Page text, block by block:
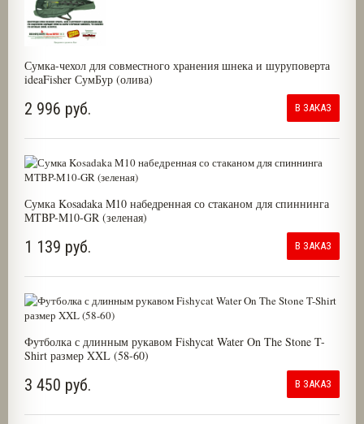
Сумка-чехол для совместного хранения шнека и шуруповерта
ideaFisher СумБур (олива)
2 996 руб. В ЗАКАЗ
Сумка Kosadaka M10 набедренная со стаканом для спиннинга
MTBP-M10-GR (зеленая)
1 139 руб. В ЗАКАЗ
Футболка с длинным рукавом Fishycat Water On The Stone T-
Shirt размер XXL (58-60)
3 450 руб. В ЗАКАЗ